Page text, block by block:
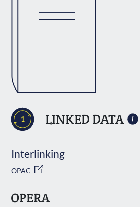
1 LINKED DATA
Interlinking
OPAC
OPERA